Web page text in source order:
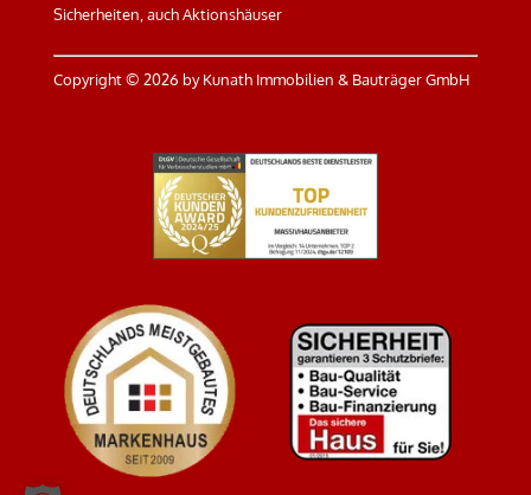
Sicherheiten, auch Aktionshäuser
Copyright © 2026 by Kunath Immobilien & Bauträger GmbH